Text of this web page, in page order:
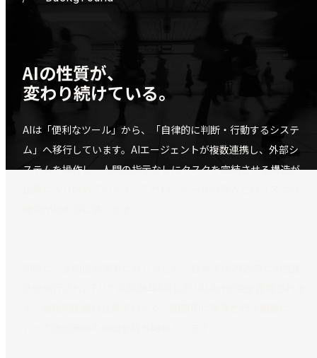
AIの性質が、
変わり続けている。
AIは「便利なツール」から、「自律的に判断・行動するシステ
ム」へ移行しています。AIエージェントが複数連携し、外部シ
ステムを操作し、人間の指示なしにタスクを完結させる構造が